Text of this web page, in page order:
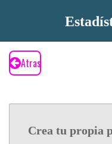
contenido
principal
Atras
Crea tu propia